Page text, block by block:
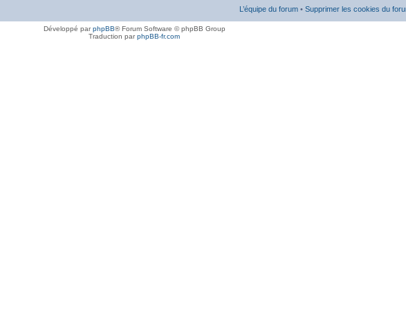
L’équipe du forum • Supprimer les cookies du
Développé parphpBB® Forum Software © phpBB Group
Traduction parphpBB-fr.com